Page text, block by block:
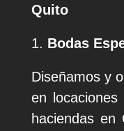
Quito
Bodas
Diseñamos y
en
haciendas en